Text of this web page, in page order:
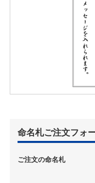
命名札ご注文フォ
ご注文の命名札